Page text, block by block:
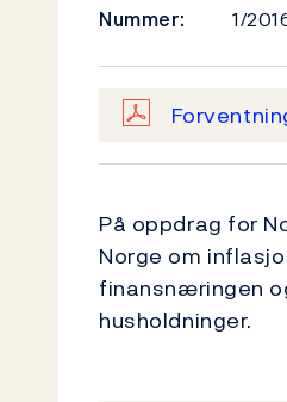
Nummer:
1/
På oppdrag for
Norge om
finansnæringen
husholdninger.